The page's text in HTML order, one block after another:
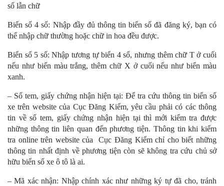
số lẫn chữ
Biển số 4 số: Nhập đầy đủ thông tin biển số đã đăng ký, bạn có
thể nhập chữ thường hoặc chữ in hoa đều được.
Biển số 5 số: Nhập tương tự biển 4 số, nhưng thêm chữ T ở cuối
nếu như biển màu trắng, thêm chữ X ở cuối nếu như biển màu
xanh.
– Số tem, giấy chứng nhận hiện tại: Để tra cứu thông tin biển số
xe trên website của Cục Đăng Kiểm, yêu cầu phải có các thông
tin về số tem, giấy chứng nhận hiện tại thì mới kiểm tra được
những thông tin liên quan đến phương tiện. Thông tin khi kiểm
tra online trên website của Cục Đăng Kiểm chỉ cho biết những
thông tin nhất định về phương tiện còn sẽ không tra cứu chủ sở
hữu biển số xe ô tô là ai.
– Mã xác nhận: Nhập chính xác như những ký tự đã cho, tránh